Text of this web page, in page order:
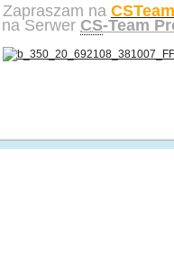
Zapraszam na
Serwer CS-Team